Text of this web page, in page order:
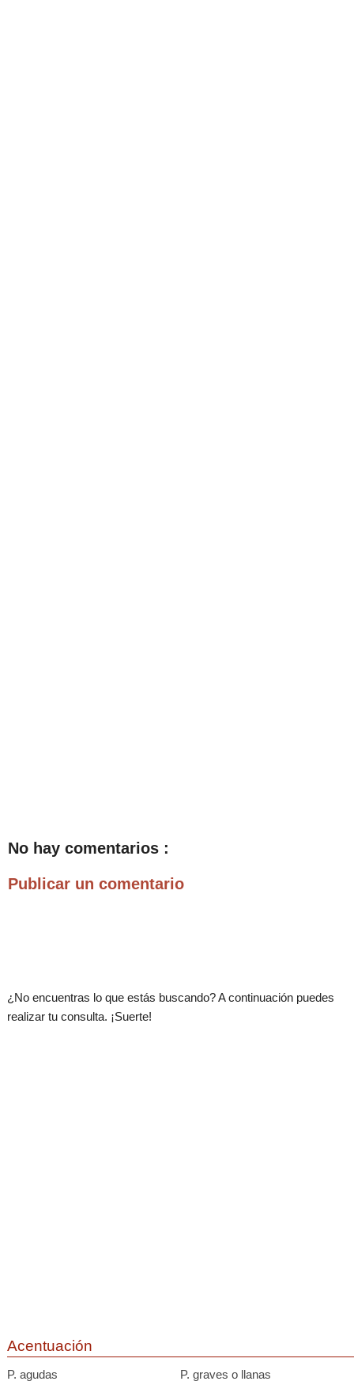
No hay comentarios :
Publicar un comentario
¿No encuentras lo que estás buscando? A continuación puedes
realizar tu consulta. ¡Suerte!
Acentuación
P. agudas
P. graves o llanas